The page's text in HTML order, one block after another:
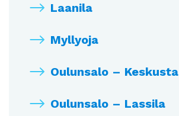
Laanila
Myllyoja
Oulunsalo – Keskusta
Oulunsalo – Lassila